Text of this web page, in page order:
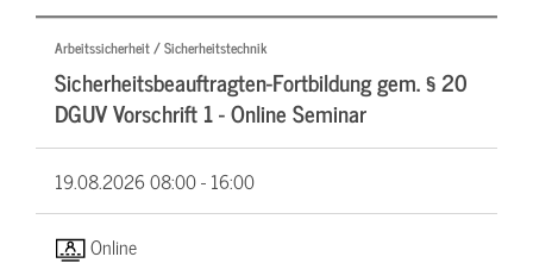
Arbeitssicherheit / Sicherheitstechnik
Sicherheitsbeauftragten-Fortbildung gem. § 20
DGUV Vorschrift 1 - Online Seminar
19.08.202608:00 - 16:00
Online